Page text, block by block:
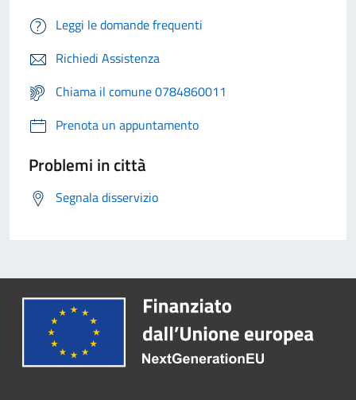
Leggi le domande frequenti
Richiedi Assistenza
Chiama il comune 0784860011
Prenota un appuntamento
Problemi in città
Segnala disservizio